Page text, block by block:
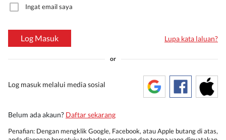
Ingat email saya
Log Masuk Lupa kata laluan?
or
Log masuk melalui media sosial
Belum ada akaun? Daftar sekarang
Penafian: Dengan mengklik Google, Facebook, atau Apple butang di atas,